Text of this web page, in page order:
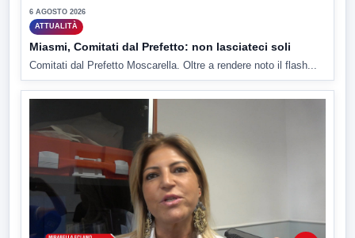
6 AGOSTO 2026
ATTUALITÀ
Miasmi, Comitati dal Prefetto: non lasciateci soli
Comitati dal Prefetto Moscarella. Oltre a rendere noto il flash...